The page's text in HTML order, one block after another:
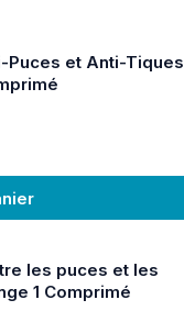
Puces et Anti-Tiques
les puces et les
1 Comprimé